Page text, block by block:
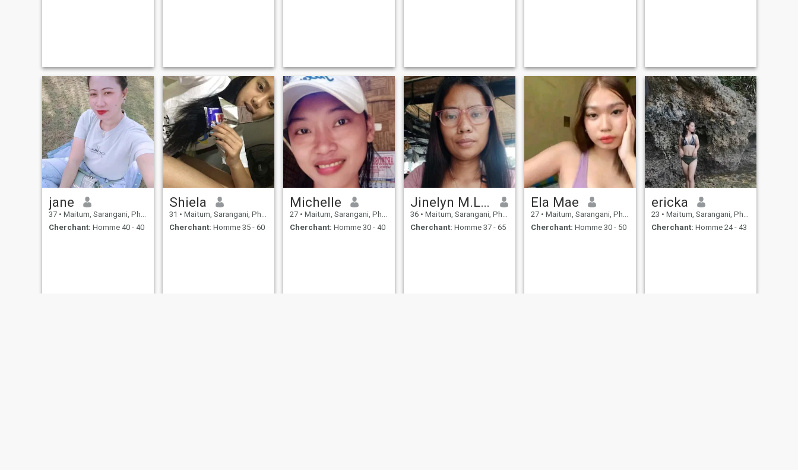
jane
37 • Maitum, Sarangani, Philippines
Cherchant: Homme 40 - 40
Shiela
31 • Maitum, Sarangani, Philippines
Cherchant: Homme 35 - 60
Michelle
27 • Maitum, Sarangani, Philippines
Cherchant: Homme 30 - 40
Jinelyn M.Losdoc
36 • Maitum, Sarangani, Philippines
Cherchant: Homme 37 - 65
Ela Mae
27 • Maitum, Sarangani, Philippines
Cherchant: Homme 30 - 50
ericka
23 • Maitum, Sarangani, Philippines
Cherchant: Homme 24 - 43